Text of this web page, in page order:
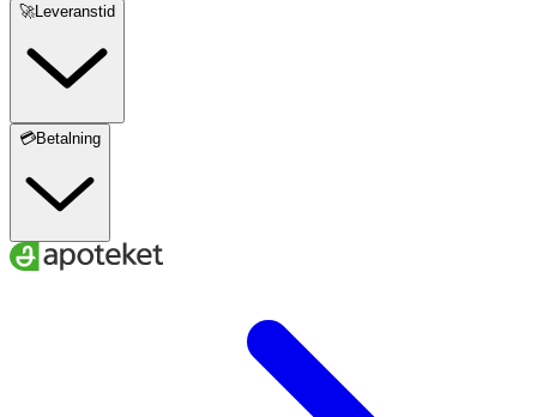
🚀Leveranstid
💳Betalning